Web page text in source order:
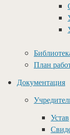
План
Документация
Устав